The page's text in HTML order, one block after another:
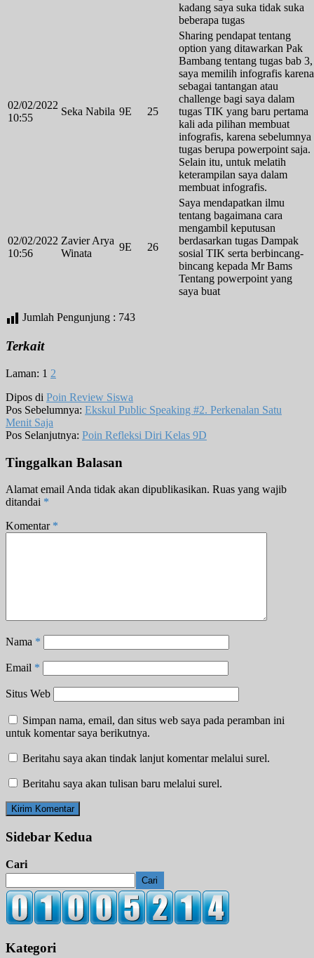
kadang saya suka tidak suka
beberapa tugas
02/02/2022
10:55
Seka Nabila 9E 25
Sharing pendapat tentang
option yang ditawarkan Pak
Bambang tentang tugas bab 3,
saya memilih infografis karena
sebagai tantangan atau
challenge bagi saya dalam
tugas TIK yang baru pertama
kali ada pilihan membuat
infografis, karena sebelumnya
tugas berupa powerpoint saja.
Selain itu, untuk melatih
keterampilan saya dalam
membuat infografis.
02/02/2022
10:56
Zavier Arya
Winata
9E 26
Saya mendapatkan ilmu
tentang bagaimana cara
mengambil keputusan
berdasarkan tugas Dampak
sosial TIK serta berbincang-
bincang kepada Mr Bams
Tentang powerpoint yang
saya buat
Jumlah Pengunjung : 743
Terkait
Laman: 1 2
Dipos di Poin Review Siswa
Pos Sebelumnya: Ekskul Public Speaking #2. Perkenalan Satu
Menit Saja
Pos Selanjutnya: Poin Refleksi Diri Kelas 9D
Tinggalkan Balasan
Alamat email Anda tidak akan dipublikasikan. Ruas yang wajib
ditandai *
Komentar *
Nama *
Email *
Situs Web
Simpan nama, email, dan situs web saya pada peramban ini
untuk komentar saya berikutnya.
Beritahu saya akan tindak lanjut komentar melalui surel.
Beritahu saya akan tulisan baru melalui surel.
Sidebar Kedua
Cari
Cari
Kategori